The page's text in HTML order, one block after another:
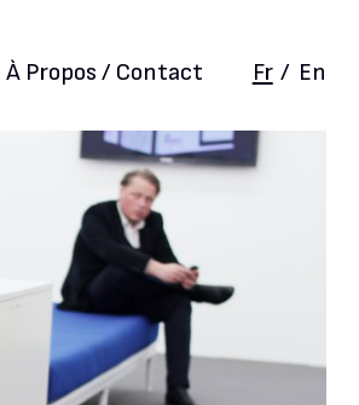
À Propos / Contact Fr / En